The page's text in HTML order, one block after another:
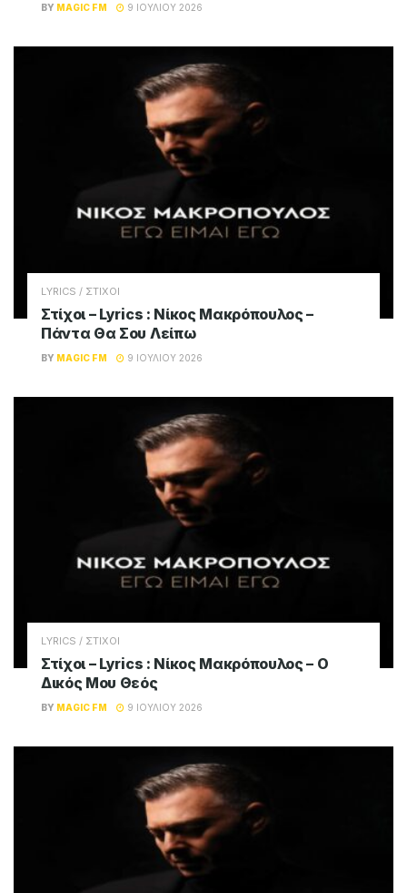
BY MAGIC FM 9 ΙΟΥΛΊΟΥ 2026
LYRICS / ΣΤΙΧΟΙ
Στίχοι – Lyrics : Νίκος Μακρόπουλος –
Πάντα Θα Σου Λείπω
BY MAGIC FM 9 ΙΟΥΛΊΟΥ 2026
LYRICS / ΣΤΙΧΟΙ
Στίχοι – Lyrics : Νίκος Μακρόπουλος – Ο
Δικός Μου Θεός
BY MAGIC FM 9 ΙΟΥΛΊΟΥ 2026